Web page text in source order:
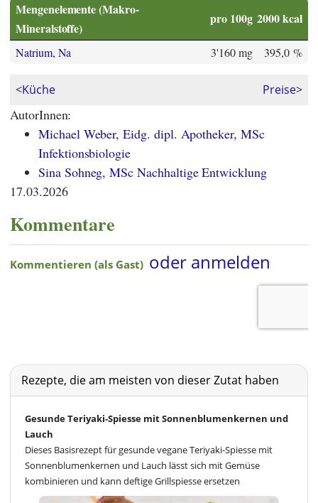
Mengenelemente (Makro-
Mineralstoffe)
pro 100g 2000 kcal
Natrium, Na 3'160 mg 395,0 %
<Küche Preise>
AutorInnen:
Michael Weber, Eidg. dipl. Apotheker, MSc
Infektionsbiologie
Sina Sohneg, MSc Nachhaltige Entwicklung
17.03.2026
Kommentare
Rezepte, die am meisten von dieser Zutat haben
Gesunde Teriyaki-Spiesse mit Sonnenblumenkernen und
Lauch
Dieses Basisrezept für gesunde vegane Teriyaki-Spiesse mit
Sonnenblumenkernen und Lauch lässt sich mit Gemüse
kombinieren und kann deftige Grillspiesse ersetzen